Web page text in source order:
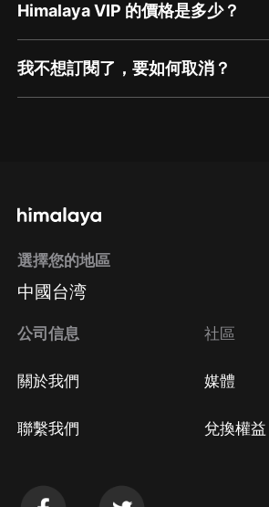
Himalaya VIP 的價格是多少？
我不想訂閱了，要如何取消？
方法 Google Play取消訂閱方法
選擇您的地區
中國台湾
公司信息
關於我們
聯繫我們
社區
媒體
兌換權益